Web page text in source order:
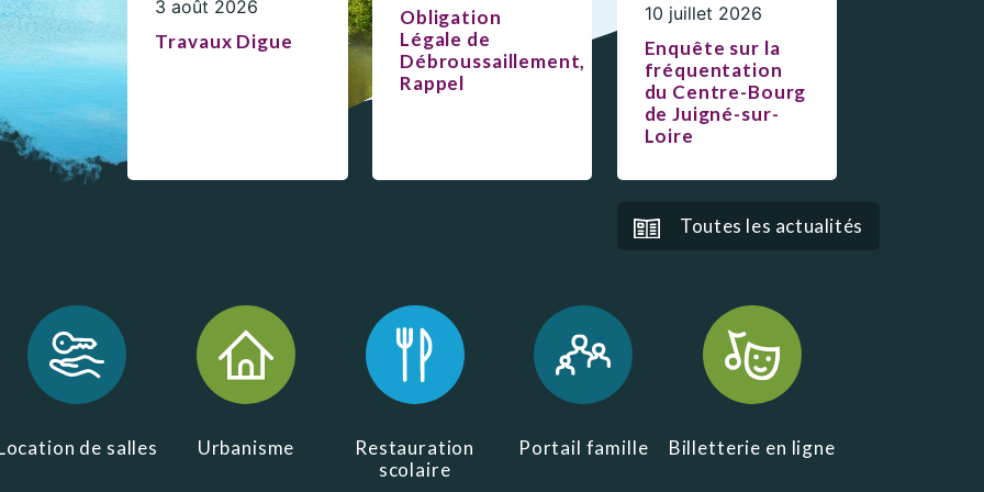
officielles
Réglementation
des nuisances
Transports et
des ENS
3 août 2026
Travaux Digue
Obligation
Légale de
Débroussaillement,
Rappel
10 juillet 2026
Enquête sur la
fréquentation
du Centre-Bourg
de Juigné-sur-
Loire
Toutes les actualités
de salles Urbanisme
Restauration
scolaire
Portail famille Billetterie en ligne